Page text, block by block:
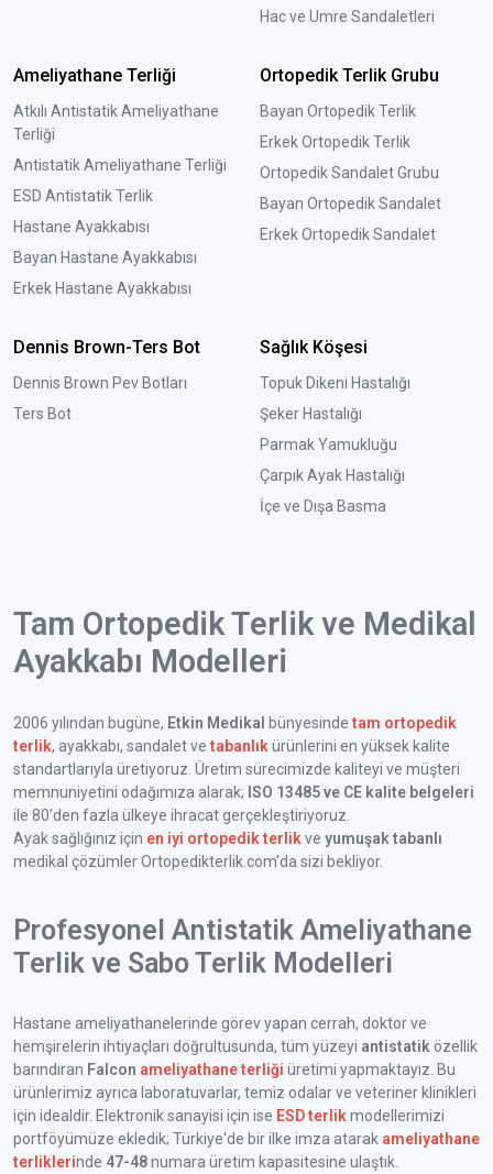
Hac ve Umre Sandaletleri
Ameliyathane Terliği
Atkılı Antistatik Ameliyathane
Terliği
Antistatik Ameliyathane Terliği
ESD Antistatik Terlik
Hastane Ayakkabısı
Bayan Hastane Ayakkabısı
Erkek Hastane Ayakkabısı
Ortopedik Terlik Grubu
Bayan Ortopedik Terlik
Erkek Ortopedik Terlik
Ortopedik Sandalet Grubu
Bayan Ortopedik Sandalet
Erkek Ortopedik Sandalet
Dennis Brown-Ters Bot
Dennis Brown Pev Botları
Ters Bot
Sağlık Köşesi
Topuk Dikeni Hastalığı
Şeker Hastalığı
Parmak Yamukluğu
Çarpık Ayak Hastalığı
İçe ve Dışa Basma
Tam Ortopedik Terlik ve Medikal
Ayakkabı Modelleri
2006 yılından bugüne, Etkin Medikal bünyesindetam ortopedik
terlik, ayakkabı, sandalet vetabanlık ürünlerini en yüksek kalite
standartlarıyla üretiyoruz. Üretim sürecimizde kaliteyi ve müşteri
memnuniyetini odağımıza alarak; ISO 13485 ve CE kalite belgeleri
ile 80’den fazla ülkeye ihracat gerçekleştiriyoruz.
Ayak sağlığınız için en iyi ortopedik terlik ve yumuşak tabanlı
medikal çözümler Ortopedikterlik.com'da sizi bekliyor.
Profesyonel Antistatik Ameliyathane
Terlik ve Sabo Terlik Modelleri
Hastane ameliyathanelerinde görev yapan cerrah, doktor ve
hemşirelerin ihtiyaçları doğrultusunda, tüm yüzeyi antistatik özellik
barındıran Falcon ameliyathane terliği üretimi yapmaktayız. Bu
ürünlerimiz ayrıca laboratuvarlar, temiz odalar ve veteriner klinikleri
için idealdir. Elektronik sanayisi için ise ESD terlik modellerimizi
portföyümüze ekledik; Türkiye'de bir ilke imza atarak ameliyathane
terliklerinde 47-48numara üretim kapasitesine ulaştık.